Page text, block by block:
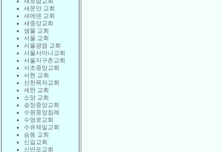
새문안 교회
새에덴 교회
새중앙교회
샘물 교회
서울 교회
서울광염 교회
서울서마나교회
서울지구촌교회
서초중앙교회
서현 교회
선한목자교회
세한 교회
소망 교회
송정중앙교회
수원중앙침례
수영로교회
수유제일교회
승동 교회
신길교회
신반포교회